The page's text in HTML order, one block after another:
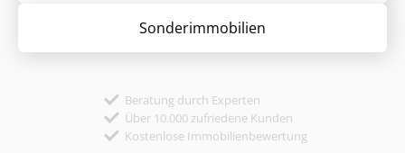
Sonder­immobilien
Beratung durch Experten
Über 10.000 zufriedene Kunden
Kostenlose Immobilienbewertung